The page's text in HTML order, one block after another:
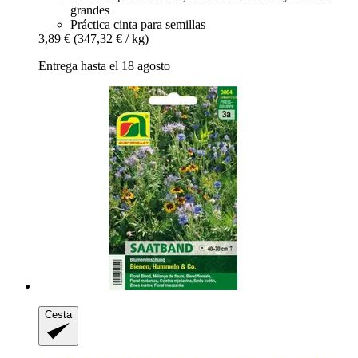
grandes
Práctica cinta para semillas
3,89 € (347,32 € / kg)
Entrega hasta el 18 agosto
Cesta